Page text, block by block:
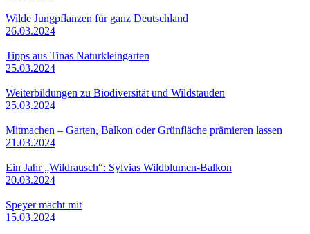
Wilde Jungpflanzen für ganz Deutschland
26.03.2024
Tipps aus Tinas Naturkleingarten
25.03.2024
Weiterbildungen zu Biodiversität und Wildstauden
25.03.2024
Mitmachen – Garten, Balkon oder Grünfläche prämieren lassen
21.03.2024
Ein Jahr „Wildrausch“: Sylvias Wildblumen-Balkon
20.03.2024
Speyer macht mit
15.03.2024